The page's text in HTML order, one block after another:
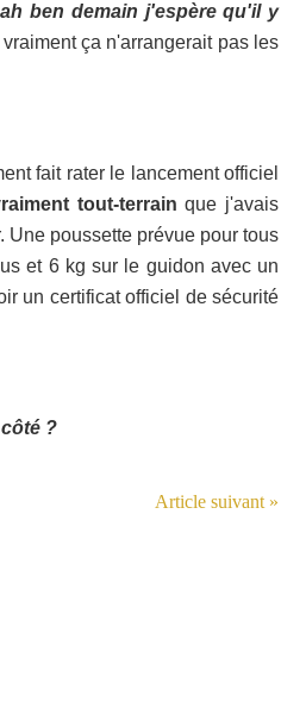
ah ben demain j'espère qu'il y
ça n'arrangerait pas les
fait rater le lancement officiel
tout-terrain que j'avais
poussette prévue pour tous
et 6 kg sur le guidon avec un
un certificat officiel de sécurité
?
Article suivant »